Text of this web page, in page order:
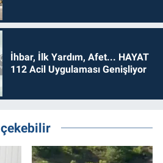
İhbar, İlk Yardım, Afet... HAYAT
112 Acil Uygulaması Genişliyor